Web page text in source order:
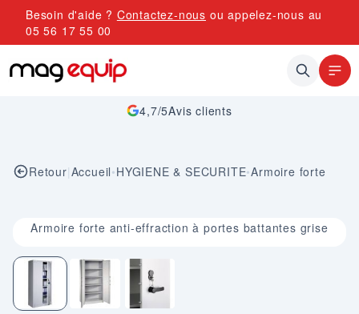
Allez au contenu
Besoin d'aide ? Contactez-nous ou appelez-nous au
05 56 17 55 00
4,7/5Avis clients
Retour|Accueil•HYGIENE & SECURITE•Armoire forte
Image 1 sur 3
Armoire forte anti-effraction à portes battantes grise